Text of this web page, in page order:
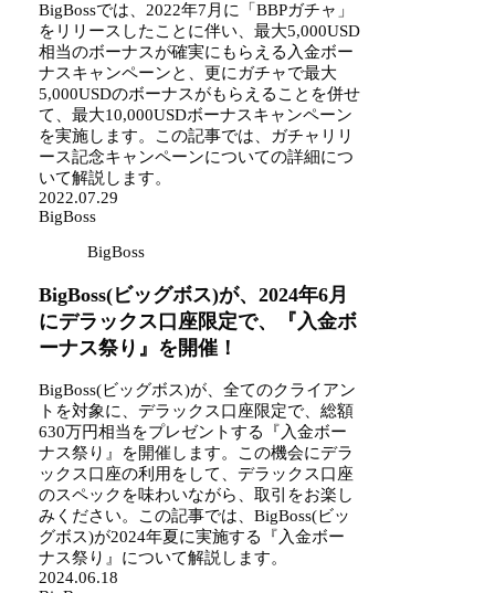
BigBossでは、2022年7月に「BBPガチャ」
をリリースしたことに伴い、最大5,000USD
相当のボーナスが確実にもらえる入金ボー
ナスキャンペーンと、更にガチャで最大
5,000USDのボーナスがもらえることを併せ
て、最大10,000USDボーナスキャンペーン
を実施します。この記事では、ガチャリリ
ース記念キャンペーンについての詳細につ
いて解説します。
2022.07.29
BigBoss
BigBoss
BigBoss(ビッグボス)が、2024年6月
にデラックス口座限定で、『入金ボ
ーナス祭り』を開催！
BigBoss(ビッグボス)が、全てのクライアン
トを対象に、デラックス口座限定で、総額
630万円相当をプレゼントする『入金ボー
ナス祭り』を開催します。この機会にデラ
ックス口座の利用をして、デラックス口座
のスペックを味わいながら、取引をお楽し
みください。この記事では、BigBoss(ビッ
グボス)が2024年夏に実施する『入金ボー
ナス祭り』について解説します。
2024.06.18